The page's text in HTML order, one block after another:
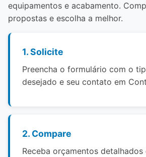
equipamentos e acabamento.
propostas e escolha a melhor.
1. Solicite
Preencha o formulário com o
desejado e seu contato em
2. Compare
Receba orçamentos detalhados